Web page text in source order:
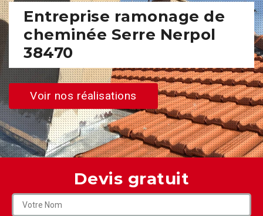
Entreprise ramonage de
cheminée Serre Nerpol
38470
Voir nos réalisations
Devis gratuit